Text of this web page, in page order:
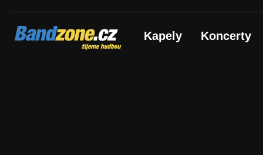
Bandzone.cz
žijeme hudbou Kapely Koncerty